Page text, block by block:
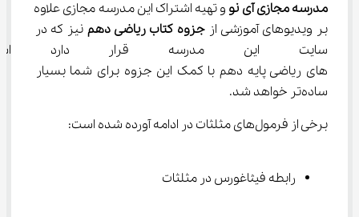
مدرسه مجازی آی نو و تهیه اشتراک این مدرسه مجازی علاوه
بر ویدیوهای آموزشی از جزوه کتاب ریاضی دهم نیز که در
سایت این مدرسه قرار دارد
‌های ریاضی پایه دهم با کمک این جزوه برای شما بسیار
ساده‌تر خواهد شد.
برخی از فرمول‌های مثلثات در ادامه آورده شده است:
رابطه فیثاغورس در مثلثات